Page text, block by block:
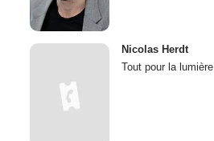
Nicolas Herdt
Tout pour la lumière